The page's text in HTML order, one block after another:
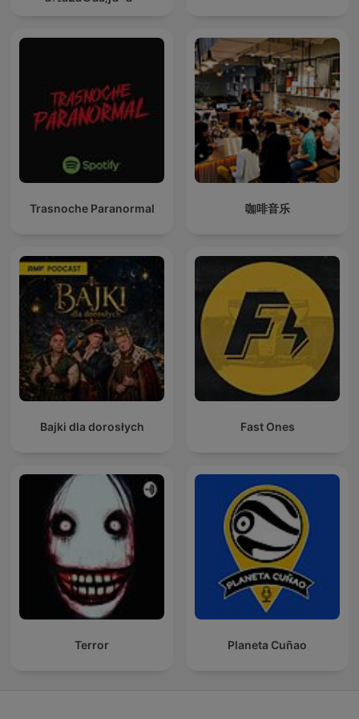
Trasnoche Paranormal 咖啡音乐
Bajki dla dorosłych Fast Ones
Terror Planeta Cuñao